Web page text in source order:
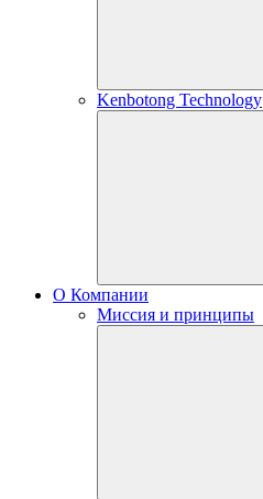
Kenbotong Technology
О Компании
Миссия и принципы